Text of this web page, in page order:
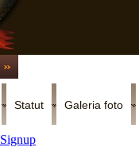
Statut Galeria foto
Signup